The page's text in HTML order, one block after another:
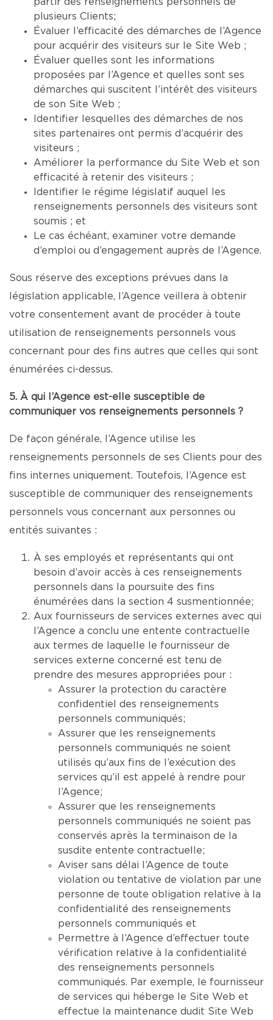
plusieurs Clients;
Évaluer l’efficacité des démarches de l’Agence
pour acquérir des visiteurs sur le Site Web ;
Évaluer quelles sont les informations
proposées par l’Agence et quelles sont ses
démarches qui suscitent l’intérêt des visiteurs
de son Site Web ;
Identifier lesquelles des démarches de nos
sites partenaires ont permis d’acquérir des
visiteurs ;
Améliorer la performance du Site Web et son
efficacité à retenir des visiteurs ;
Identifier le régime législatif auquel les
renseignements personnels des visiteurs sont
soumis ; et
Le cas échéant, examiner votre demande
d’emploi ou d’engagement auprès de l’Agence.
Sous réserve des exceptions prévues dans la
législation applicable, l’Agence veillera à obtenir
votre consentement avant de procéder à toute
utilisation de renseignements personnels vous
concernant pour des fins autres que celles qui sont
énumérées ci-dessus.
5. À qui l’Agence est-elle susceptible de
communiquer vos renseignements personnels ?
De façon générale, l’Agence utilise les
renseignements personnels de ses Clients pour des
fins internes uniquement. Toutefois, l’Agence est
susceptible de communiquer des renseignements
personnels vous concernant aux personnes ou
entités suivantes :
À ses employés et représentants qui ont
besoin d’avoir accès à ces renseignements
personnels dans la poursuite des fins
énumérées dans la section 4 susmentionnée;
Aux fournisseurs de services externes avec qui
l’Agence a conclu une entente contractuelle
aux termes de laquelle le fournisseur de
services externe concerné est tenu de
prendre des mesures appropriées pour :
Assurer la protection du caractère
confidentiel des renseignements
personnels communiqués;
Assurer que les renseignements
personnels communiqués ne soient
utilisés qu’aux fins de l’exécution des
services qu’il est appelé à rendre pour
l’Agence;
Assurer que les renseignements
personnels communiqués ne soient pas
conservés après la terminaison de la
susdite entente contractuelle;
Aviser sans délai l’Agence de toute
violation ou tentative de violation par une
personne de toute obligation relative à la
confidentialité des renseignements
personnels communiqués et
Permettre à l’Agence d’effectuer toute
vérification relative à la confidentialité
des renseignements personnels
communiqués. Par exemple, le fournisseur
de services qui héberge le Site Web et
effectue la maintenance dudit Site Web